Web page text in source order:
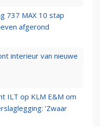
737 MAX 10 stap
afgerond
interieur van nieuwe
ILT op KLM E&M om
‘Zwaar